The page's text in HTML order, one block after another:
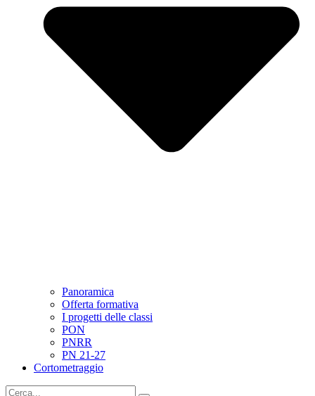
Panoramica
Offerta formativa
I progetti delle classi
PON
PNRR
PN 21-27
Cortometraggio